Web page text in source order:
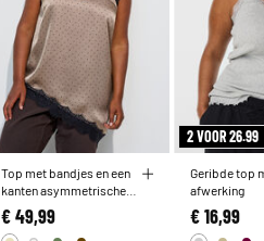
Top met bandjes en een
kanten asymmetrische
zoom
€ 49,99
2 VOOR 26.99
Geribde top
afwerking
€ 16,99